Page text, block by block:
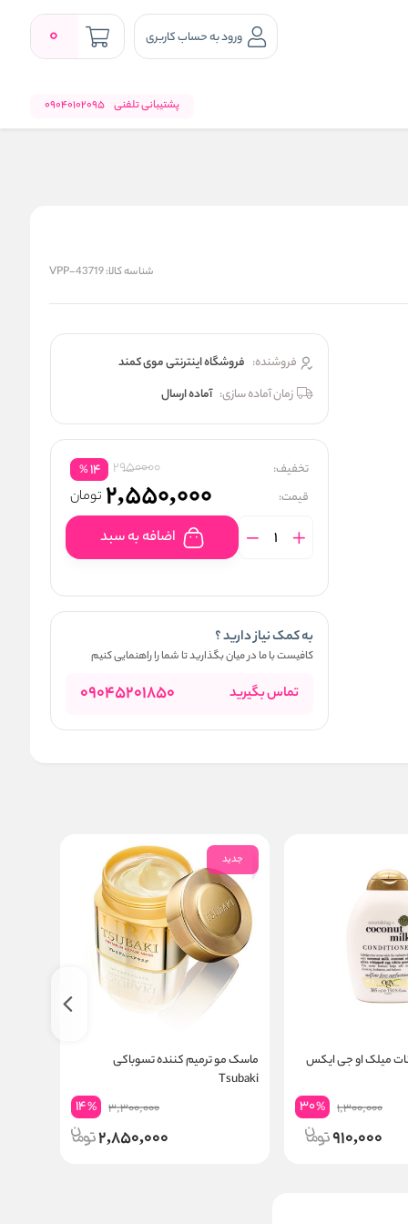
ورود به حساب کاربری 0
پشتیبانی تلفنی 09040102095
شناسه کالا:VPP-43719
فروشنده: فروشگاه اینترنتی موی کمند
زمان آماده سازی: آماده ارسال
تخفیف: 2950000
14
%
قیمت: 2,550,000 تومان
اضافه به سبد
به کمک نیاز دارید ؟
کافیست با ما در میان بگذارید تا شما را راهنمایی کنیم
تماس بگیرید 09045201850
میلک او جی ایکس
1,300,000
30%
910,000
جدید
ماسک مو ترمیم کننده تسوباکی
Tsubaki
3,300,000
14%
2,850,000